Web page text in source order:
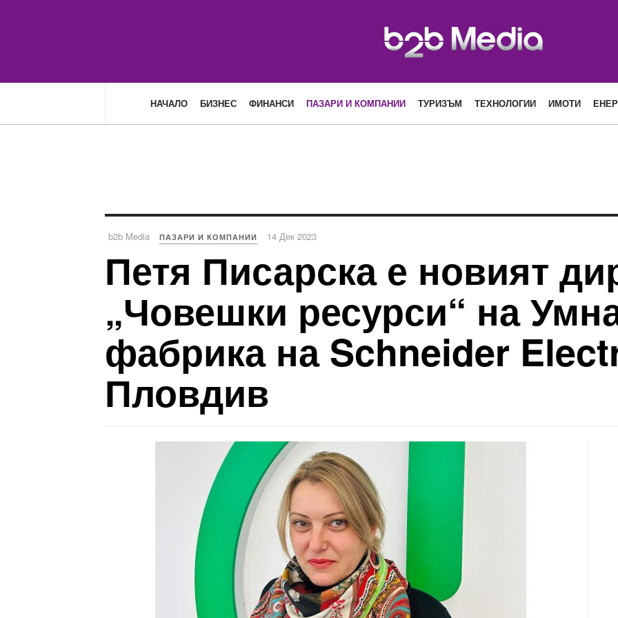
НАЧАЛО БИЗНЕС ФИНАНСИ ПАЗАРИ И КОМПАНИИ ТУРИЗЪМ ТЕХНОЛОГИИ ИМОТИ
b2b Media ПАЗАРИ И КОМПАНИИ 14 Дек 2023
Петя Писарска е новият
„Човешки ресурси“ на
фабрика на Schneider
Пловдив